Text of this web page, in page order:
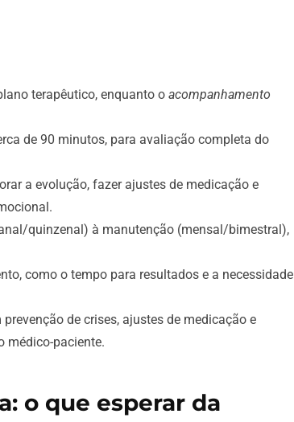
terapêutico, enquanto o acompanhamento
de 90 minutos, para avaliação completa do
a evolução, fazer ajustes de medicação e
quinzenal) à manutenção (mensal/bimestral),
como o tempo para resultados e a necessidade
prevenção de crises, ajustes de medicação e
médico-paciente.
o que esperar da